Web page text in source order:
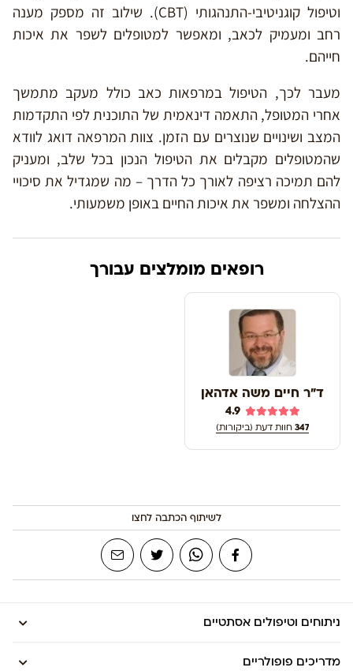
וטיפול קוגניטיבי-התנהגותי (CBT). שילוב זה מספק מענה
רחב ומעמיק לכאב, ומאפשר למטופלים לשפר את איכות
חייהם.
מעבר לכך, הטיפול במרפאות כאב כולל מעקב מתמשך
אחרי המטופל, התאמה דינאמית של התוכנית לפי התקדמות
המצב ושינויים שנוצרים עם הזמן. צוות המרפאה דואג לוודא
שהמטופלים מקבלים את הטיפול הנכון בכל שלב, ומעניק
להם תמיכה רציפה לאורך כל הדרך – מה שמגדיל את סיכויי
ההצלחה ומשפר את איכות החיים באופן משמעותי.
רופאים מומלצים עבורך
ד"ר חיים משה אדהאן
4.9
347 חוות דעת (ביקורות)
לשיתוף הכתבה לחצו
ניתוחים וטיפולים אסתטיים
מדריכים פופולריים